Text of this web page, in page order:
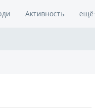
Активность ещё